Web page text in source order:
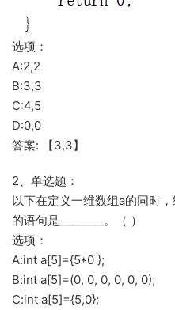
选项：
A:2,2
B:3,3
C:4,5
D:0,0
答案: 【3,3】
2、单选题：
以下在定义一维数组a的同时
的语句是________。（ ）
选项：
A:int a[5]={5*0 };
B:int a[5]=(0, 0, 0, 0, 0, 0);
C:int a[5]={5,0};